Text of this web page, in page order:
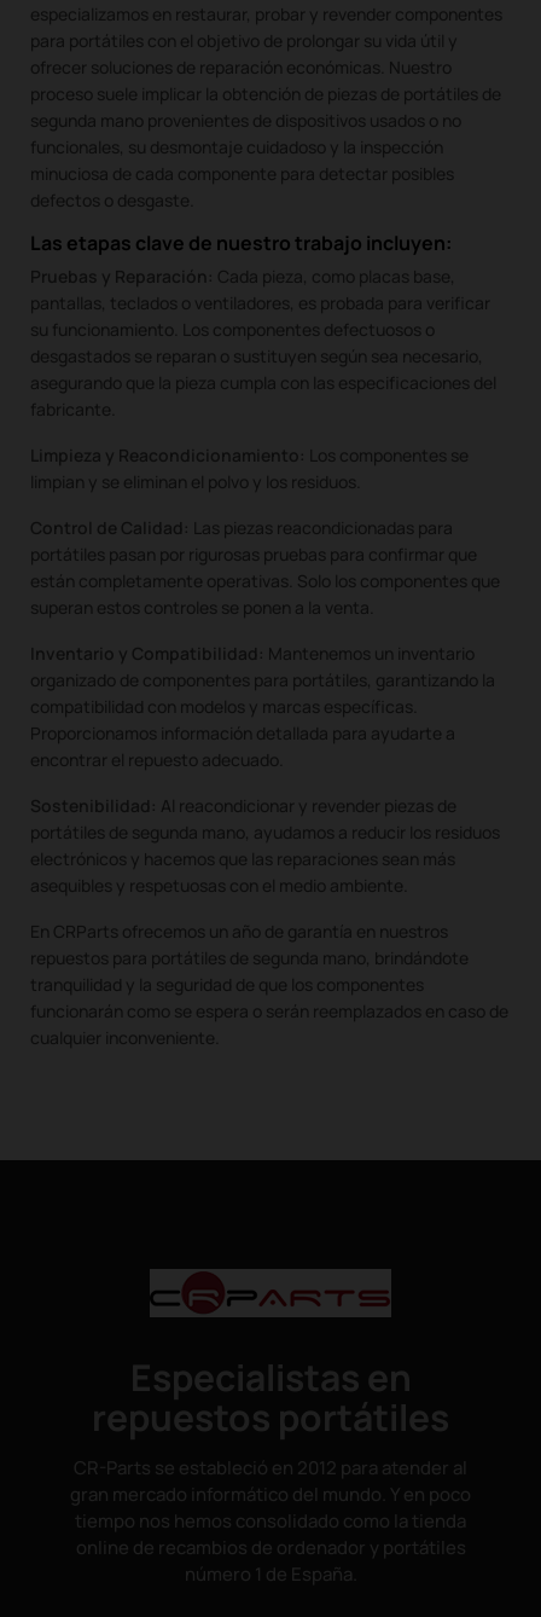
especializamos en restaurar, probar y revender componentes
para portátiles con el objetivo de prolongar su vida útil y
ofrecer soluciones de reparación económicas. Nuestro
proceso suele implicar la obtención de piezas de portátiles de
segunda mano provenientes de dispositivos usados o no
funcionales, su desmontaje cuidadoso y la inspección
minuciosa de cada componente para detectar posibles
defectos o desgaste.
Las etapas clave de nuestro trabajo incluyen:
Pruebas y Reparación: Cada pieza, como placas base,
pantallas, teclados o ventiladores, es probada para verificar
su funcionamiento. Los componentes defectuosos o
desgastados se reparan o sustituyen según sea necesario,
asegurando que la pieza cumpla con las especificaciones del
fabricante.
Limpieza y Reacondicionamiento:
Los componentes se
limpian y se eliminan el polvo y los residuos.
Control de Calidad:
Las piezas reacondicionadas para
portátiles pasan por rigurosas pruebas para confirmar que
están completamente operativas. Solo los componentes que
superan estos controles se ponen a la venta.
Inventario y Compatibilidad: Mantenemos un inventario
organizado de componentes para portátiles, garantizando la
compatibilidad con modelos y marcas específicas.
Proporcionamos información detallada para ayudarte a
encontrar el repuesto adecuado.
Sostenibilidad: Al reacondicionar y revender piezas de
portátiles de segunda mano, ayudamos a reducir los residuos
electrónicos y hacemos que las reparaciones sean más
asequibles y respetuosas con el medio ambiente.
En CRParts ofrecemos un año de garantía en nuestros
repuestos para portátiles de segunda mano, brindándote
tranquilidad y la seguridad de que los componentes
funcionarán como se espera o serán reemplazados en caso de
cualquier inconveniente.
Especialistas en
repuestos portátiles
CR-Parts se estableció en 2012 para atender al
gran mercado informático del mundo. Y en poco
tiempo nos hemos consolidado como la tienda
online de recambios de ordenador y portátiles
número 1 de España.